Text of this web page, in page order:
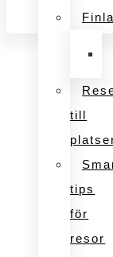
till
tips
för
resor